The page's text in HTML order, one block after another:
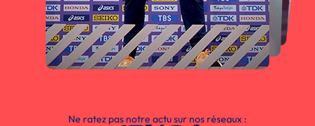
Ne ratez pas notre actu sur nos réseaux :